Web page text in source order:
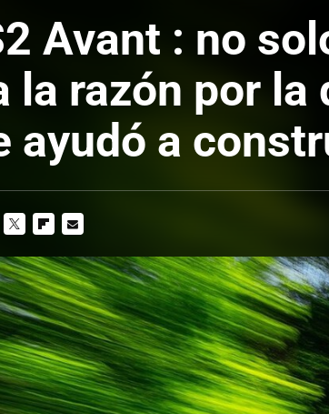
Avant : no
la razón por la
ayudó a
MAIL